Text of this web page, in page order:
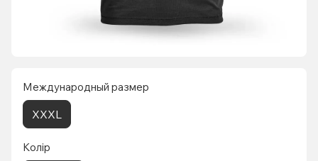
Международный размер
XXXL
Колір